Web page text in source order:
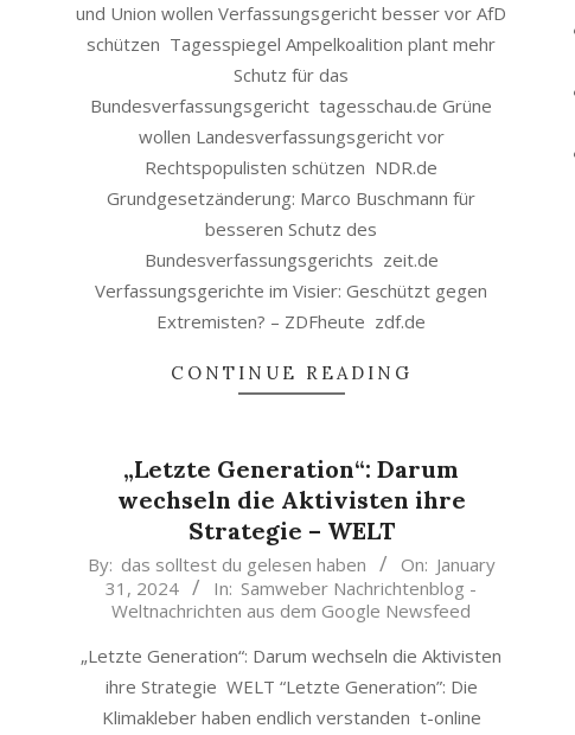
und Union wollen Verfassungsgericht besser vor AfD
schützen Tagesspiegel Ampelkoalition plant mehr
Schutz für das
Bundesverfassungsgericht tagesschau.de Grüne
wollen Landesverfassungsgericht vor
Rechtspopulisten schützen NDR.de
Grundgesetzänderung: Marco Buschmann für
besseren Schutz des
Bundesverfassungsgerichts zeit.de
Verfassungsgerichte im Visier: Geschützt gegen
Extremisten? – ZDFheute zdf.de
CONTINUE READING
„Letzte Generation“: Darum
wechseln die Aktivisten ihre
Strategie – WELT
2024-
By: das solltest du gelesen haben On: January
31, 2024
In: Samweber Nachrichtenblog -
Weltnachrichten aus dem Google Newsfeed
„Letzte Generation“: Darum wechseln die Aktivisten
ihre Strategie WELT “Letzte Generation”: Die
Klimakleber haben endlich verstanden t-online